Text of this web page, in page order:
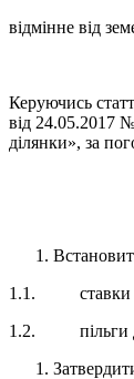
відмінне від
Керуючись
від 24.05.2017
ділянки», за
1.1. ставки
1.2. пільги для